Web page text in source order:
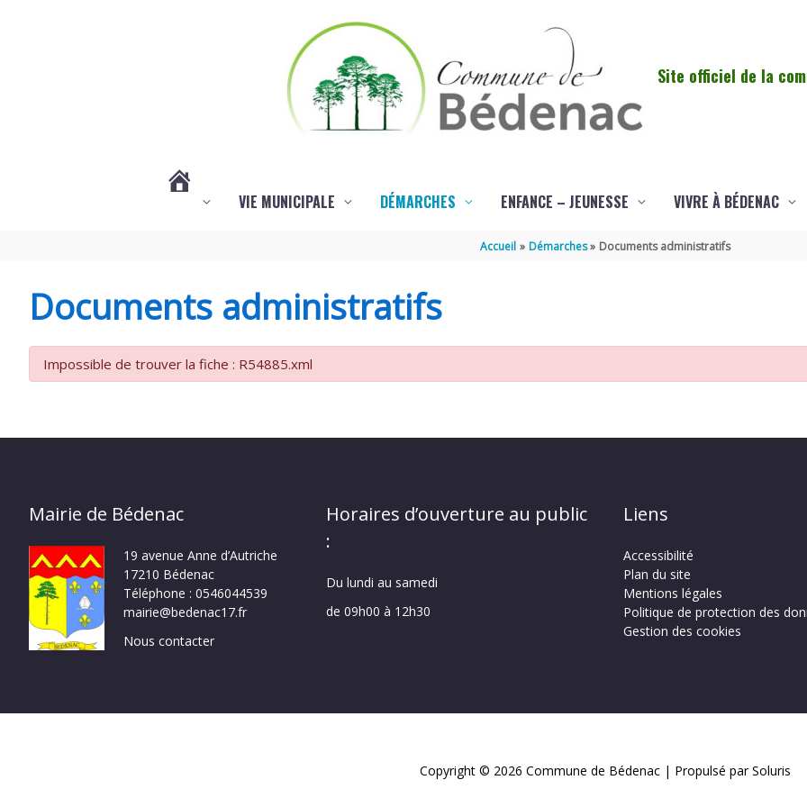
Site officiel de la
DE
VIE MUNICIPALE DÉMARCHES ENFANCE – JEUNESSE VIVRE À BÉDENAC
Accueil Démarches Documents administratifs
Documents administratifs
Impossible de trouver la fiche : R54885.xml
Mairie de Bédenac
19 avenue Anne d’Autriche
17210 Bédenac
Téléphone : 0546044539
mairie@bedenac17.fr
Nous contacter
Horaires d’ouverture au public
:
Du lundi au samedi
de 09h00 à 12h30
Liens
Accessibilité
Plan du site
Mentions légales
Politique de protection des
Gestion des cookies
Copyright © 2026 Commune de Bédenac | Propulsé par Soluris